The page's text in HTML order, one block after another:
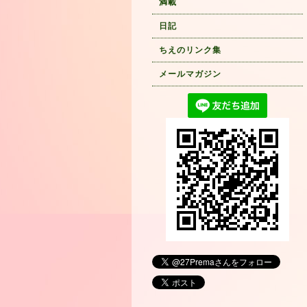
満載
日記
ちえのリンク集
メールマガジン